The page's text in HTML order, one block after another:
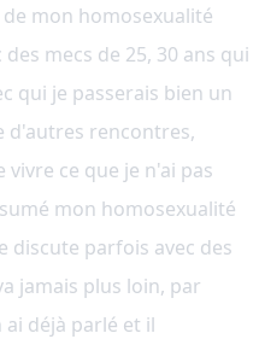
mon homosexualité
mecs de 25, 30 ans qui
qui je passerais bien un
d'autres rencontres,
ce que je n'ai pas
mon homosexualité
discute parfois avec des
jamais plus loin, par
déjà parlé et il